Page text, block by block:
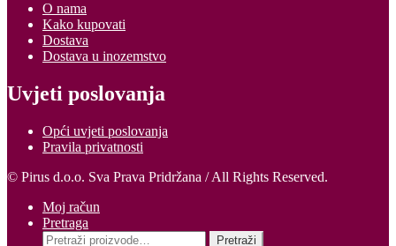
O nama
Kako kupovati
Dostava
Dostava u inozemstvo
Uvjeti poslovanja
Opći uvjeti poslovanja
Pravila privatnosti
© Pirus d.o.o. Sva Prava Pridržana / All Rights Reserved.
Moj račun
Pretraga
Pretraži:
Pretraži